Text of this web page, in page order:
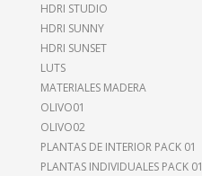
HDRI STUDIO
HDRI SUNNY
HDRI SUNSET
LUTS
MATERIALES MADERA
OLIVO01
OLIVO02
PLANTAS DE INTERIOR PACK 01
PLANTAS INDIVIDUALES PACK 01